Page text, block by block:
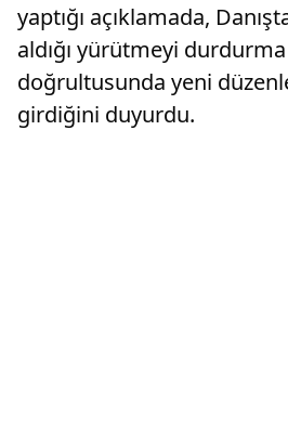
yaptığı açıklamada,
aldığı yürütmeyi durdurma
doğrultusunda yeni
girdiğini duyurdu.